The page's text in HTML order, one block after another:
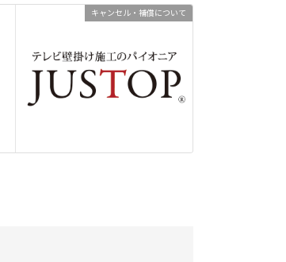
キャンセル・補償について